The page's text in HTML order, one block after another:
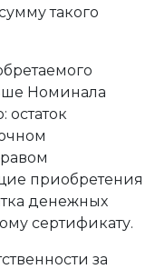
такого
Номинала
остаток
приобретения
денежных
сертификату.
за